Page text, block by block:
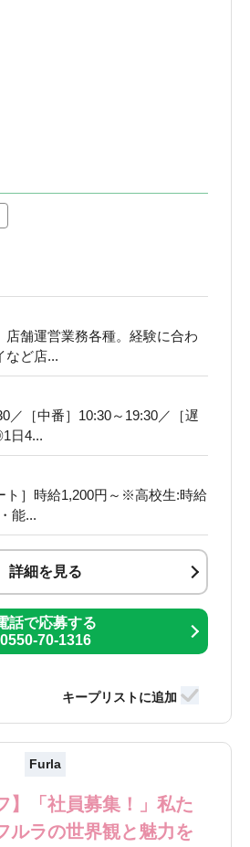
店舗運営業務各種。経験に合わ
など店...
／［中番］10:30～19:30／［遅
日4...
ト］時給1,200円～※高校生:時給
能...
詳細を見る
話で応募する
0550-70-1316
Furla
】「社員募集！」私た
ルラの世界観と魅力を